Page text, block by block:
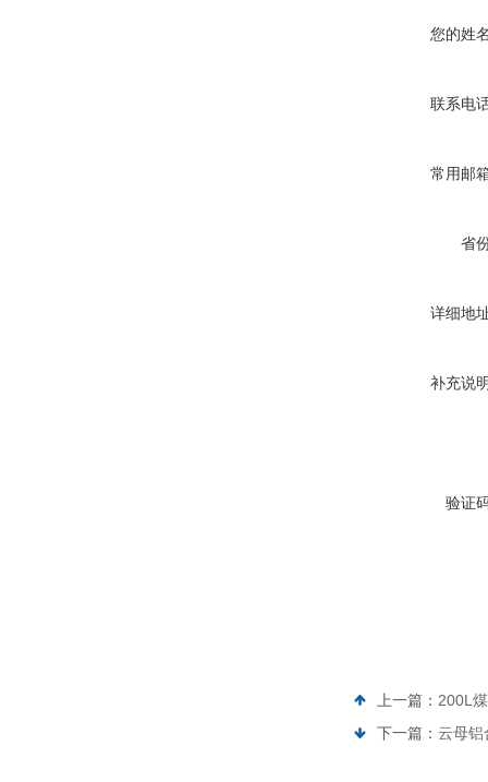
您的姓
联系电
常用邮
省
详细地
补充说
验证
上一篇： 200L
下一篇： 云母铝